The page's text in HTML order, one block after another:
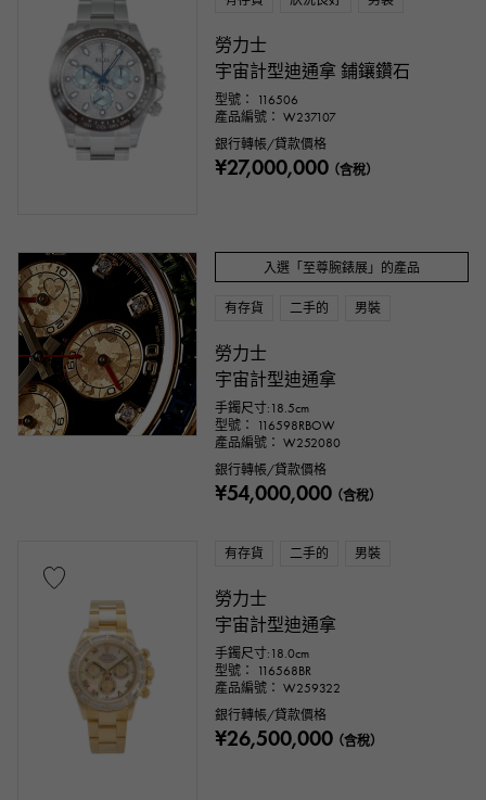
勞力士
宇宙計型迪通拿 鋪鑲鑽石
型號： 116506
產品編號： W237107
銀行轉帳/貸款價格
¥27,000,000（含稅）
入選「至尊腕錶展」的產品
有存貨 二手的 男裝
勞力士
宇宙計型迪通拿
手鐲尺寸:18.5cm
型號： 116598RBOW
產品編號： W252080
銀行轉帳/貸款價格
¥54,000,000（含稅）
有存貨 二手的 男裝
勞力士
宇宙計型迪通拿
手鐲尺寸:18.0cm
型號： 116568BR
產品編號： W259322
銀行轉帳/貸款價格
¥26,500,000（含稅）